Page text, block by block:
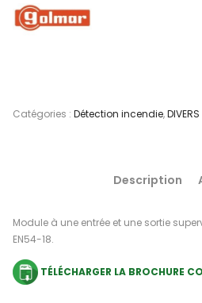
Catégories : Détection incendie,
Description
Module à une entrée et une sortie
EN54-18.
TÉLÉCHARGER LA BROCHURE